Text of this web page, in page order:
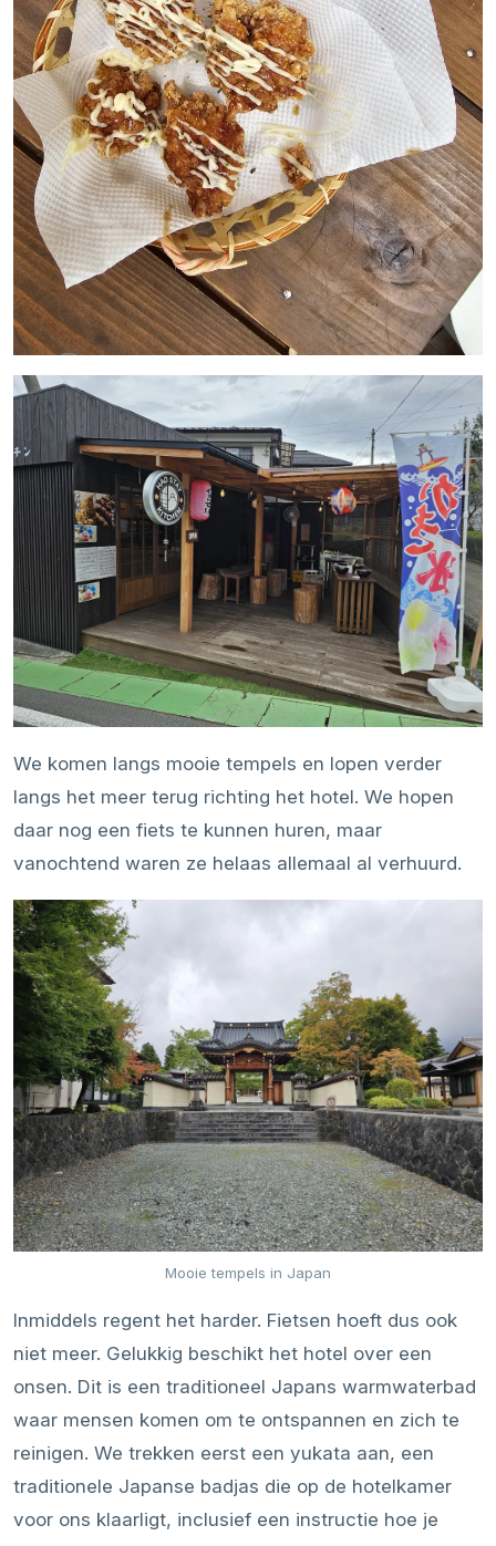
We komen langs mooie tempels en lopen verder
langs het meer terug richting het hotel. We hopen
daar nog een fiets te kunnen huren, maar
vanochtend waren ze helaas allemaal al verhuurd.
Mooie tempels in Japan
Inmiddels regent het harder. Fietsen hoeft dus ook
niet meer. Gelukkig beschikt het hotel over een
onsen. Dit is een traditioneel Japans warmwaterbad
waar mensen komen om te ontspannen en zich te
reinigen. We trekken eerst een yukata aan, een
traditionele Japanse badjas die op de hotelkamer
voor ons klaarligt, inclusief een instructie hoe je